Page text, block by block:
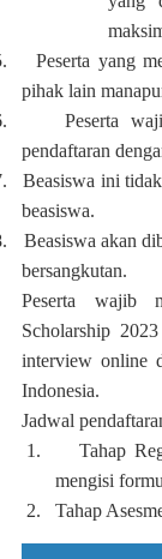
Peserta yang
pihak lain
Peserta
pendaftaran
Beasiswa ini
beasiswa.
Beasiswa akan
bersangkutan.
Peserta wajib
Scholarship
interview online
Indonesia.
Jadwal
1.
Tahap
mengisi
2.
Tahap